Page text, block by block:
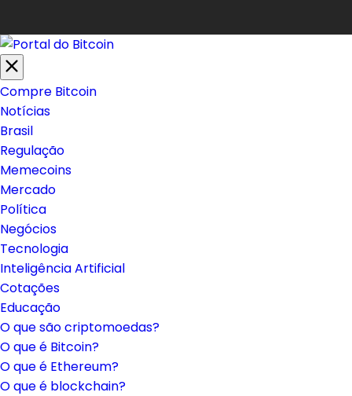
Compre Bitcoin
Notícias
Brasil
Regulação
Memecoins
Mercado
Política
Negócios
Tecnologia
Inteligência Artificial
Cotações
Educação
O que são criptomoedas?
O que é Bitcoin?
O que é Ethereum?
O que é blockchain?